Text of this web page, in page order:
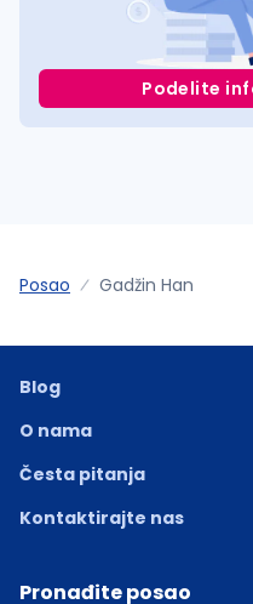
Podelite
Posao Gadžin Han
Blog
O nama
Česta pitanja
Kontaktirajte nas
Pronađite posao